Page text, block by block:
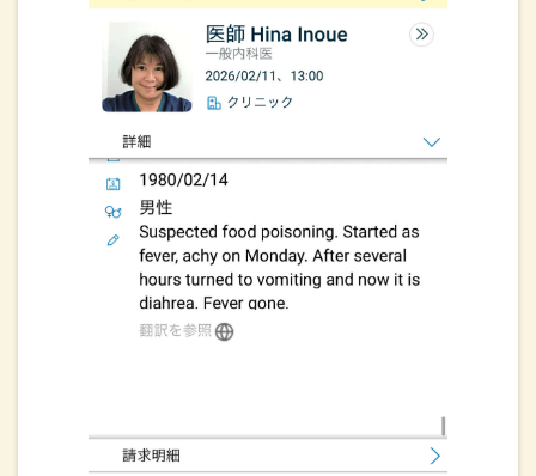
って帰ってきました。
比較的ゆっくりしたお正月でした。インフルエンザのBが10
名ばかり出ている施設があります。みなさん手洗いうがい、
栄養取っていきましょう！ICLSインストラクターとして市民
病院コースに参加させていただきました！
2026.01.01
あけましておめでとうございます。旧年じゅうは大変お世話
になりありがとうございました。今月の目標は”Lean
in！”（困難に打ち勝って進む）昨年からいろんな困難、スタ
ッフの入退職、いろんなことがありましたが顔を上げて前を
真夜中に大きい地震がありましたね。院長室の書類はバサッ